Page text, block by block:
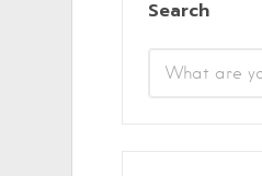
Search